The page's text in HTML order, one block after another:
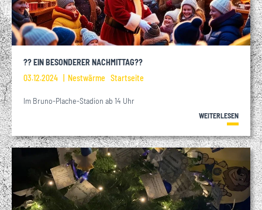
?? EIN BESONDERER NACHMITTAG??
03.12.2024
Nestwärme Startseite
Im Bruno-Plache-Stadion ab 14 Uhr
WEITERLESEN